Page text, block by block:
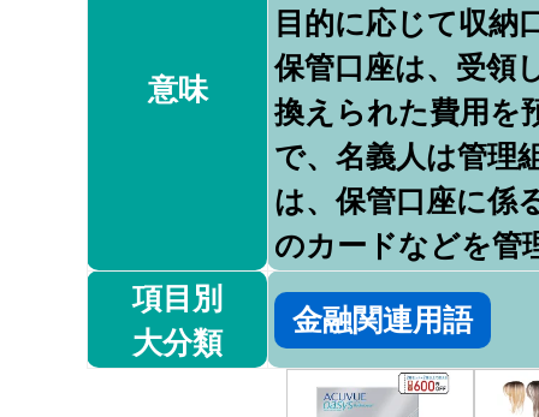
意味
目的に応じて収納
保管口座は、受領
換えられた費用を
で、名義人は管理
は、保管口座に係
のカードなどを管
項目別
大分類
金融関連用語